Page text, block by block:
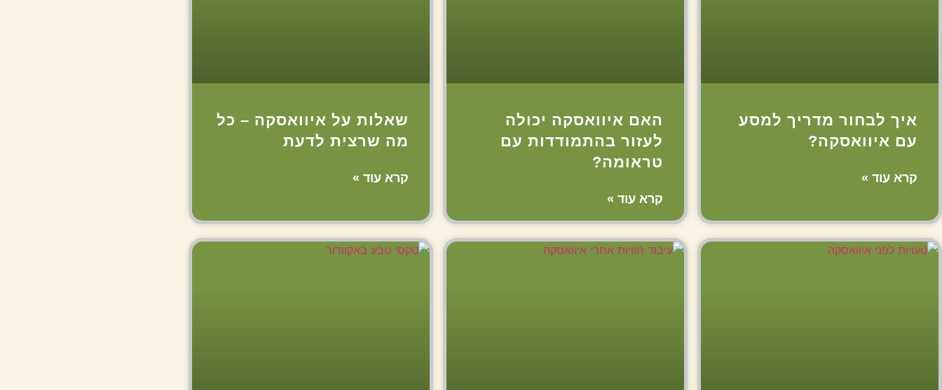
איך לבחור מדריך למסע
עם איוואסקה?
קרא עוד »
האם איוואסקה יכולה
לעזור בהתמודדות עם
טראומה?
קרא עוד »
שאלות על איוואסקה – כל
מה שרצית לדעת
קרא עוד »